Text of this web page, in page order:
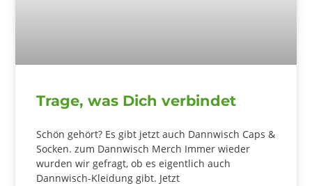
Trage, was Dich verbindet
Schön gehört? Es gibt jetzt auch Dannwisch Caps &
Socken. zum Dannwisch Merch Immer wieder
wurden wir gefragt, ob es eigentlich auch
Dannwisch-Kleidung gibt. Jetzt